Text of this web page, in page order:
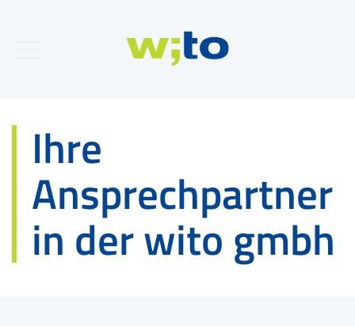
Ihre
Ansprechpartner
in der wito gmbh